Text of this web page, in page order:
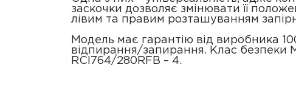
заскочки дозволяє змінювати її
лівим та правим розташуванням
Модель має гарантію від виробника
відпирання/запирання. Клас безпеки
RCI764/280RFB – 4.